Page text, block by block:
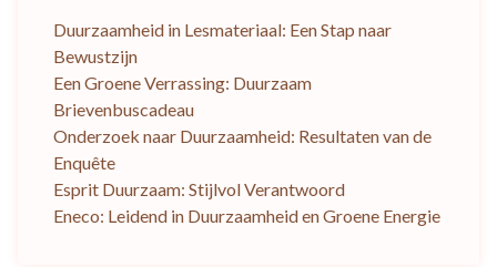
Duurzaamheid in Lesmateriaal: Een Stap naar
Bewustzijn
Een Groene Verrassing: Duurzaam
Brievenbuscadeau
Onderzoek naar Duurzaamheid: Resultaten van de
Enquête
Esprit Duurzaam: Stijlvol Verantwoord
Eneco: Leidend in Duurzaamheid en Groene Energie